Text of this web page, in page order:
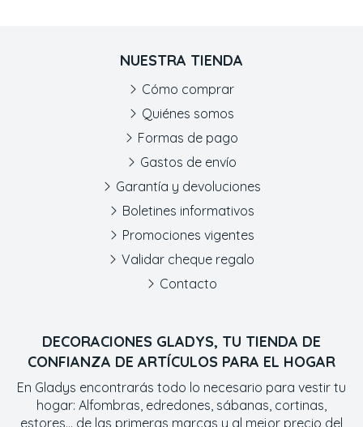
DECORACIONES GLADYS, TU TIENDA DE
CONFIANZA DE ARTÍCULOS PARA EL HOGAR
En Gladys encontrarás todo lo necesario para vestir tu
hogar: Alfombras, edredones, sábanas, cortinas,
estores... de las primeras marcas y al mejor precio del
NUESTRA TIENDA
Cómo comprar
Quiénes somos
Formas de pago
Gastos de envío
Garantía y devoluciones
Boletines informativos
Promociones vigentes
Validar cheque regalo
Contacto